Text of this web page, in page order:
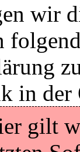
wir
in der
gilt